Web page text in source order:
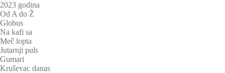
2023 godina
Od A do Ž
Globus
Na kafi sa
Meč lopta
Jutarnji puls
Gumari
Kruševac danas